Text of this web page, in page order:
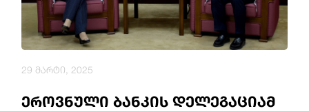
ეროვნული ბანკის დელეგაციამ
29 მარტი, 2025